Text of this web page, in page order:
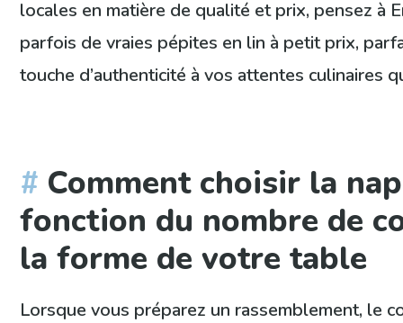
locales en matière de qualité et prix, pensez à
parfois de vraies pépites en lin à petit prix,
touche d’authenticité à vos attentes culinaires
Comment choisir la
fonction du nombre de
la forme de votre table
Lorsque vous préparez un rassemblement, le